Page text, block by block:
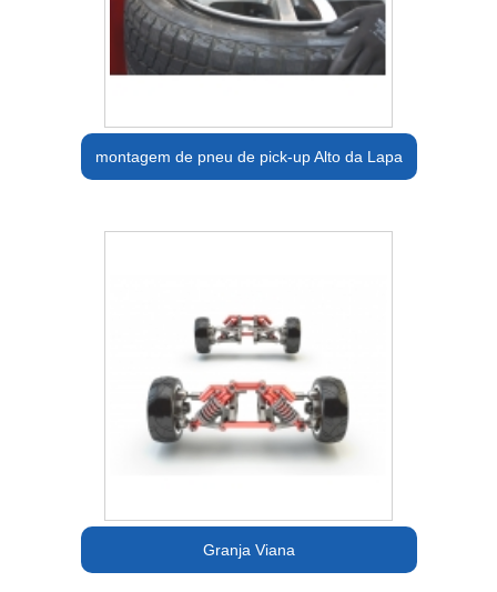
montagem de pneu de pick-up Alto da Lapa
Granja Viana